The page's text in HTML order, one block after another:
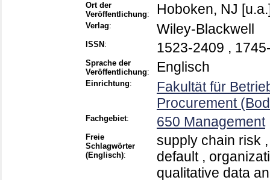
Ort der
Veröffentlichung: Hoboken, NJ
Verlag: Wiley-Blackwell
ISSN : 1523-2409 ,
Sprache der
Veröffentlichung: Englisch
Einrichtung:
Fakultät für
Procurement
Fachgebiet: 650 Management
Freie
Schlagwörter
(Englisch):
supply chain risk
default ,
qualitative data